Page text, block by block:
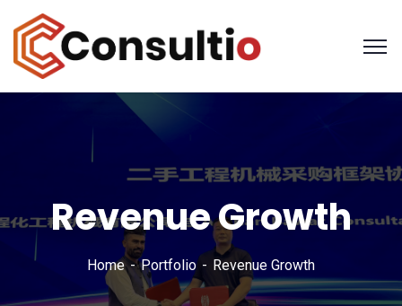
Revenue Growth
Home Portfolio Revenue Growth